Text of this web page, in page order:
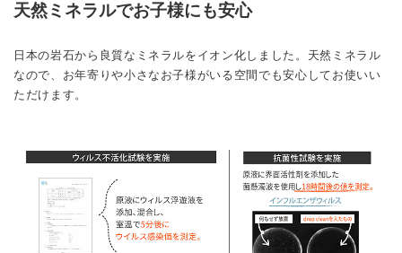
天然ミネラルでお子様にも安心
日本の岩石から良質なミネラルをイオン化しました。天然ミネラル
なので、お年寄りや小さなお子様がいる空間でも安心してお使いい
ただけます。